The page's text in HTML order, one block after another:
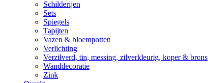
Schilderijen
Sets
Spiegels
Tapijten
Vazen & bloempotten
Verlichting
Verzilverd, tin, messing, zilverkleurig, koper & brons
Wanddecoratie
Zink